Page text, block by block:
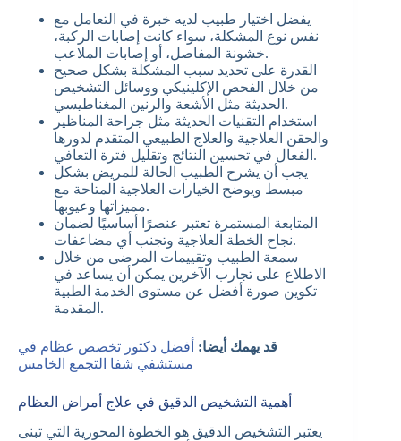
يفضل اختيار طبيب لديه خبرة في التعامل مع
نفس نوع المشكلة، سواء كانت إصابات الركبة،
خشونة المفاصل، أو إصابات الملاعب.
القدرة على تحديد سبب المشكلة بشكل صحيح
من خلال الفحص الإكلينيكي ووسائل التشخيص
الحديثة مثل الأشعة والرنين المغناطيسي.
استخدام التقنيات الحديثة مثل جراحة المناظير
والحقن العلاجية والعلاج الطبيعي المتقدم لدورها
الفعال في تحسين النتائج وتقليل فترة التعافي.
يجب أن يشرح الطبيب الحالة للمريض بشكل
مبسط ويوضح الخيارات العلاجية المتاحة مع
مميزاتها وعيوبها.
المتابعة المستمرة تعتبر عنصرًا أساسيًا لضمان
نجاح الخطة العلاجية وتجنب أي مضاعفات.
سمعة الطبيب وتقييمات المرضى من خلال
الاطلاع على تجارب الآخرين يمكن أن يساعد في
تكوين صورة أفضل عن مستوى الخدمة الطبية
المقدمة.
قد يهمك أيضا: أفضل دكتور تخصص عظام في
مستشفي شفا التجمع الخامس
أهمية التشخيص الدقيق في علاج أمراض العظام
يعتبر التشخيص الدقيق هو الخطوة المحورية التي تبنى